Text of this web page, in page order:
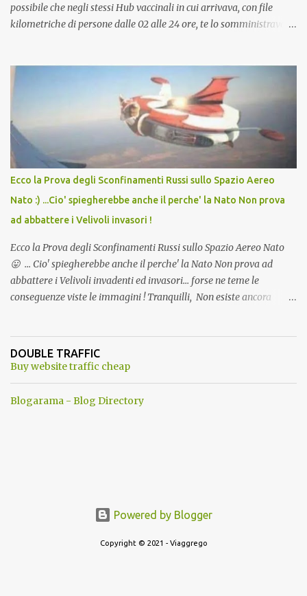
possibile che negli stessi Hub vaccinali in cui arrivava, con file
kilometriche di persone dalle 02 alle 24 ore, te lo somministravano
Vaccino come: l' Amaro del Capo, era "spettacolare Ghiacciato, ma
andava bene anche, a Temperatura Ambiente"! Riproponiamo
l'articolo per NON Dimenticare!
Ecco la Prova degli Sconfinamenti Russi sullo Spazio Aereo
Nato :) ...Cio' spiegherebbe anche il perche' la Nato Non prova
ad abbattere i Velivoli invasori !
Ecco la Prova degli Sconfinamenti Russi sullo Spazio Aereo Nato
😛 ... Cio' spiegherebbe anche il perche' la Nato Non prova ad
abbattere i Velivoli invadenti ed invasori... forse ne teme le
conseguenze viste le immagini ! Tranquilli, Non esiste ancora
ancora una fantasia Nato o forse una "False Flag", per provocare
una guerra mondiale che difficilmente da menti sane, potrebbe
DOUBLE TRAFFIC
Buy website traffic cheap
Blogarama - Blog Directory
Powered by Blogger
Copyright © 2021 - Viaggrego